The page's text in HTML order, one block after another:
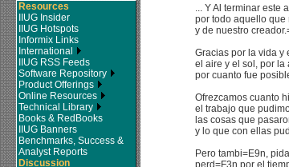
Resources
IIUG Insider
IIUG Hotspots
Informix Links
International
IIUG RSS Feeds
Software Repository
Product Offerings
Online Resources
Technical Library
Books & RedBooks
IIUG Banners
Benchmarks, Success &
Analyst Reports
Discussion
... Y Al terminar este
por todo aquello
y de nuestro
Gracias por la vida y
el aire y el sol, por la
por cuanto fue
Ofrezcamos cuanto
el trabajo que
las cosas que
y lo que con ellas
Pero tambi=E9n,
perd=F3n por el